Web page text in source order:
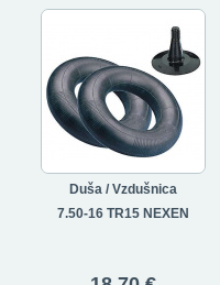
Duša / Vzdušnica
7.50-16 TR15 NEXEN